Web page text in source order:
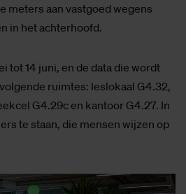
meters aan vastgoed wegens
in het achterhoofd.
tot 14 juni, en de data die wordt
ruimtes: leslokaal G4.32,
G4.29c en kantoor G4.27. In
te staan, die mensen wijzen op